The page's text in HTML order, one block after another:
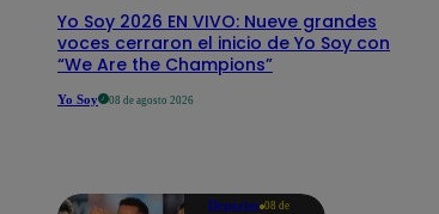
Yo Soy 2026 EN VIVO: Nueve grandes
voces cerraron el inicio de Yo Soy con
“We Are the Champions”
Yo Soy 08 de agosto 2026
Deportes 08 de